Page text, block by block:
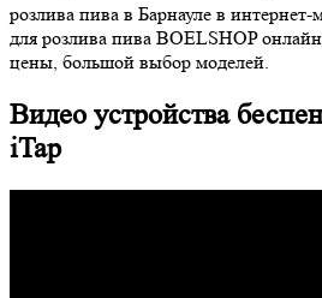
розлива пива в Барнауле в интернет-
для розлива пива BOELSHOP
цены, большой выбор моделей.
Видео устройства
iTap